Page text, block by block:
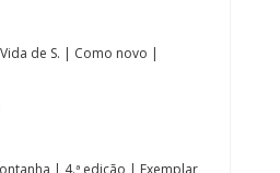
de S. | Como novo |
| 4.ª edição | Exemplar